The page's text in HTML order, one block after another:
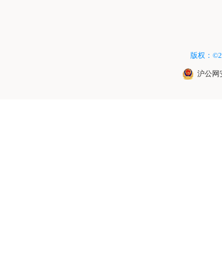
版权：
沪公网